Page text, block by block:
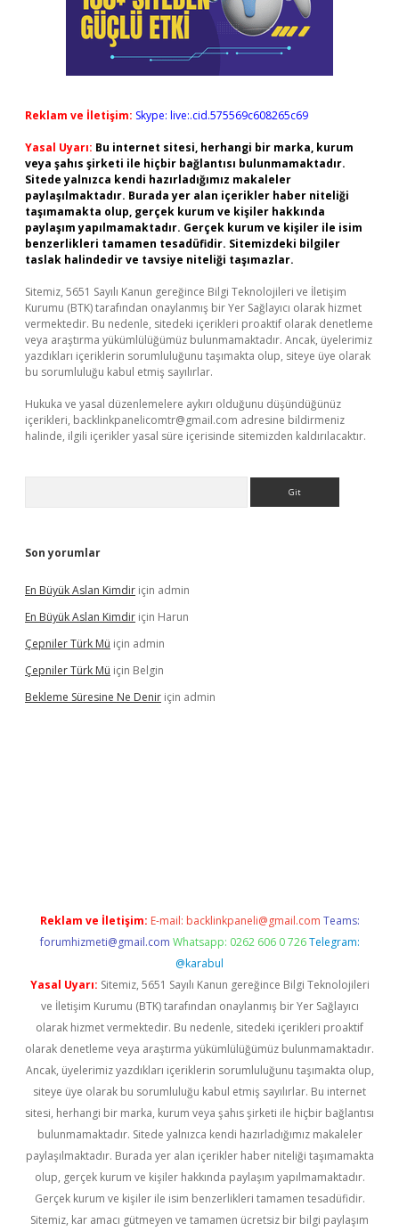
Reklam ve İletişim: Skype: live:.cid.575569c608265c69
Yasal Uyarı: Bu internet sitesi, herhangi bir marka, kurum
veya şahıs şirketi ile hiçbir bağlantısı bulunmamaktadır.
Sitede yalnızca kendi hazırladığımız makaleler
paylaşılmaktadır. Burada yer alan içerikler haber niteliği
taşımamakta olup, gerçek kurum ve kişiler hakkında
paylaşım yapılmamaktadır. Gerçek kurum ve kişiler ile isim
benzerlikleri tamamen tesadüfidir. Sitemizdeki bilgiler
taslak halindedir ve tavsiye niteliği taşımazlar.
Sitemiz, 5651 Sayılı Kanun gereğince Bilgi Teknolojileri ve İletişim
Kurumu (BTK) tarafından onaylanmış bir Yer Sağlayıcı olarak hizmet
vermektedir. Bu nedenle, sitedeki içerikleri proaktif olarak denetleme
veya araştırma yükümlülüğümüz bulunmamaktadır. Ancak, üyelerimiz
yazdıkları içeriklerin sorumluluğunu taşımakta olup, siteye üye olarak
bu sorumluluğu kabul etmiş sayılırlar.
Hukuka ve yasal düzenlemelere aykırı olduğunu düşündüğünüz
içerikleri, backlinkpanelicomtr@gmail.com adresine bildirmeniz
halinde, ilgili içerikler yasal süre içerisinde sitemizden kaldırılacaktır.
Son yorumlar
En Büyük Aslan Kimdir için admin
En Büyük Aslan Kimdir için Harun
Çepniler Türk Mü için admin
Çepniler Türk Mü için Belgin
Bekleme Süresine Ne Denir için admin
Reklam ve İletişim: E-mail: backlinkpaneli@gmail.com Teams:
forumhizmeti@gmail.com Whatsapp: 0262 606 0 726 Telegram:
@karabul
Yasal Uyarı: Sitemiz, 5651 Sayılı Kanun gereğince Bilgi Teknolojileri
ve İletişim Kurumu (BTK) tarafından onaylanmış bir Yer Sağlayıcı
olarak hizmet vermektedir. Bu nedenle, sitedeki içerikleri proaktif
olarak denetleme veya araştırma yükümlülüğümüz bulunmamaktadır.
Ancak, üyelerimiz yazdıkları içeriklerin sorumluluğunu taşımakta olup,
siteye üye olarak bu sorumluluğu kabul etmiş sayılırlar. Bu internet
sitesi, herhangi bir marka, kurum veya şahıs şirketi ile hiçbir bağlantısı
bulunmamaktadır. Sitede yalnızca kendi hazırladığımız makaleler
paylaşılmaktadır. Burada yer alan içerikler haber niteliği taşımamakta
olup, gerçek kurum ve kişiler hakkında paylaşım yapılmamaktadır.
Gerçek kurum ve kişiler ile isim benzerlikleri tamamen tesadüfidir.
Sitemiz, kar amacı gütmeyen ve tamamen ücretsiz bir bilgi paylaşım